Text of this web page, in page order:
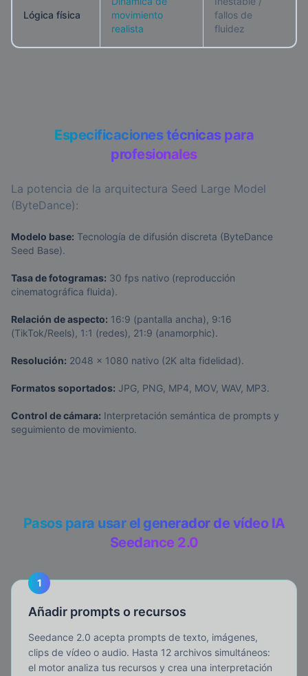
Lógica física
movimiento
realista
fallos de
fluidez
Especificaciones técnicas para
profesionales
La potencia de la arquitectura Seed Large Model
(ByteDance):
Modelo base: Tecnología de difusión discreta (ByteDance
Seed Base).
Tasa de fotogramas: 30 fps nativo (reproducción
cinematográfica fluida).
Relación de aspecto: 16:9 (pantalla ancha), 9:16
(TikTok/Reels), 1:1 (redes), 21:9 (anamorphic).
Resolución: 2048 x 1080 nativo (2K alta fidelidad).
Formatos soportados: JPG, PNG, MP4, MOV, WAV, MP3.
Control de cámara: Interpretación semántica de prompts y
seguimiento de movimiento.
Pasos para usar el generador de vídeo IA
Seedance 2.0
1
Añadir prompts o recursos
Seedance 2.0 acepta prompts de texto, imágenes,
clips de vídeo o audio. Hasta 12 archivos simultáneos:
el motor analiza tus recursos y crea una interpretación